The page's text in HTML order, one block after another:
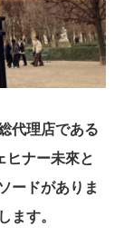
代理店である
ヒナー未來と
ードがありま
ます。